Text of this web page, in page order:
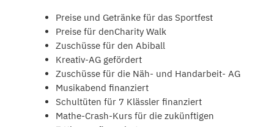
Preise und Getränke für das Sportfest
Preise für denCharity Walk
Zuschüsse für den Abiball
Kreativ-AG gefördert
Zuschüsse für die Näh- und Handarbeit- AG
Musikabend finanziert
Schultüten für 7 Klässler finanziert
Mathe-Crash-Kurs für die zukünftigen